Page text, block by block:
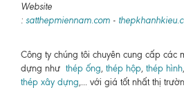
Website
: satthepmiennam.com -
Công ty chúng tôi chuyên cung cấp các
dựng như thép ống, thép hộp, thép hình,
thép xây dựng,... với giá tốt nhất thị